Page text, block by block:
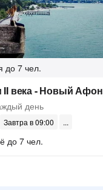
до 7 чел.
II века - Новый
день
Завтра в 09:00
до 7 чел.